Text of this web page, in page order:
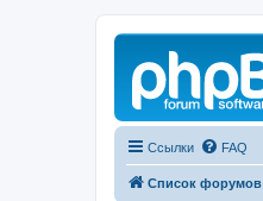
Ссылки FAQ
Список форумов